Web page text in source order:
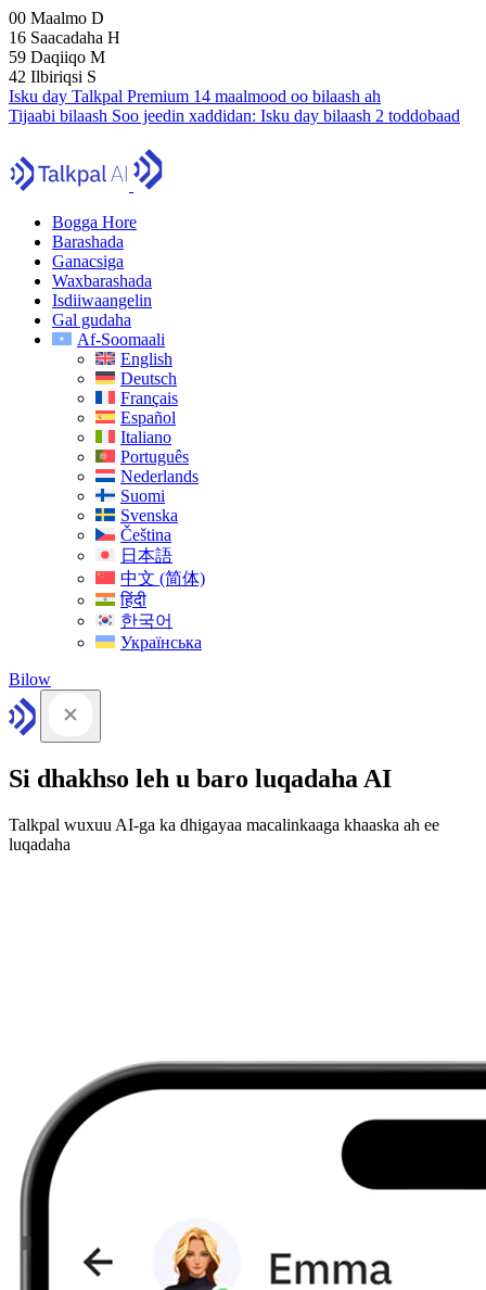
00 Maalmo D
16 Saacadaha H
59 Daqiiqo M
41 Ilbiriqsi S
Isku day Talkpal Premium 14 maalmood oo bilaash ah
Tijaabi bilaash Soo jeedin xaddidan: Isku day bilaash 2 toddobaad
Bogga Hore
Barashada
Ganacsiga
Waxbarashada
Isdiiwaangelin
Gal gudaha
Af-Soomaali
English
Deutsch
Français
Español
Italiano
Português
Nederlands
Suomi
Svenska
Čeština
日本語
中文 (简体)
हिंदी
한국어
Українська
Bilow
Si dhakhso leh u baro luqadaha AI
Talkpal wuxuu AI-ga ka dhigayaa macalinkaaga khaaska ah ee
luqadaha